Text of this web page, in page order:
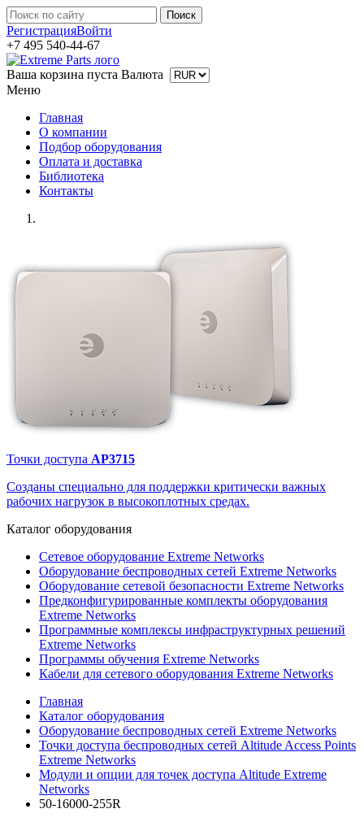
РегистрацияВойти
+7 495 540-44-67
Ваша корзина пуста Валюта
Меню
Главная
О компании
Подбор оборудования
Оплата и доставка
Библиотека
Контакты
Точки доступа AP3715
Созданы специально для поддержки критически важных
рабочих нагрузок в высокоплотных средах.
Каталог оборудования
Сетевое оборудование Extreme Networks
Оборудование беспроводных сетей Extreme Networks
Оборудование сетевой безопасности Extreme Networks
Предконфигурированные комплекты оборудования
Extreme Networks
Программные комплексы инфраструктурных решений
Extreme Networks
Программы обучения Extreme Networks
Кабели для сетевого оборудования Extreme Networks
Главная
Каталог оборудования
Оборудование беспроводных сетей Extreme Networks
Точки доступа беспроводных сетей Altitude Access Points
Extreme Networks
Модули и опции для точек доступа Altitude Extreme
Networks
50-16000-255R